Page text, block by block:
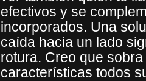
efectivos y se
incorporados. Una
caída hacia un lado
rotura. Creo que
características todos